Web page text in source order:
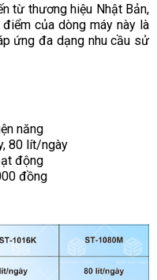
từ thương hiệu Nhật Bản,
của dòng máy này là
ứng đa dạng nhu cầu sử
năng
80 lít/ngày
động
đồng